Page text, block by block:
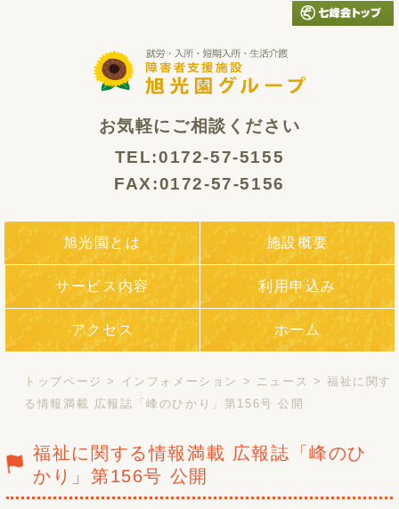
お気軽にご相談ください
TEL:0172-57-5155
FAX:0172-57-5156
旭光園とは 施設概要
サービス内容 利用申込み
アクセス ホーム
トップページ > インフォメーション > ニュース >福祉に関す
る情報満載 広報誌「峰のひかり」第156号 公開
福祉に関する情報満載 広報誌「峰のひ
かり」第156号 公開